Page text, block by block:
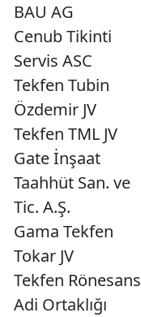
BAU AG
Cenub Tikinti
Servis ASC
Tekfen Tubin
Özdemir JV
Tekfen TML JV
Gate İnşaat
Taahhüt San. ve
Tic. A.Ş.
Gama Tekfen
Tokar JV
Tekfen Rönesans
Adi Ortaklığı